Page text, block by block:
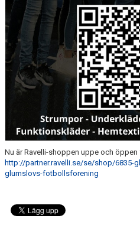
Nu är Ravelli-shoppen uppe och
http://partner.ravelli.se/se/shop/
glumslovs-fotbollsforening